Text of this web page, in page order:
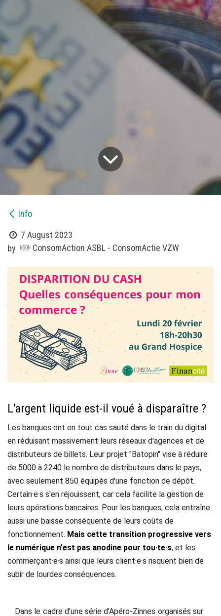
Info
7 August 2023
by
ConsomAction ASBL - ConsomActie VZW
L'argent liquide est-il voué à disparaître ?
Les banques ont en tout cas sauté dans le train du digital
en réduisant massivement leurs réseaux d'agences et de
distributeurs de billets. Leur projet "Batopin" vise à réduire
de 5000 à 2240 le nombre de distributeurs dans le pays,
avec seulement 850 équipés d'une fonction de dépôt.
Certain·e·s s'en réjouissent, car cela facilite la gestion de
leurs opérations bancaires. Pour les banques, cela entraîne
aussi une baisse conséquente de leurs coûts de
fonctionnement. Mais cette transition progressive vers
le numérique n'est pas anodine pour tou·te·s, et les
commerçant·e·s ainsi que leurs client·e·s risquent bien de
subir de lourdes conséquences.
Dans le cadre d'une série d'Apéro-Zinnes organisés sur